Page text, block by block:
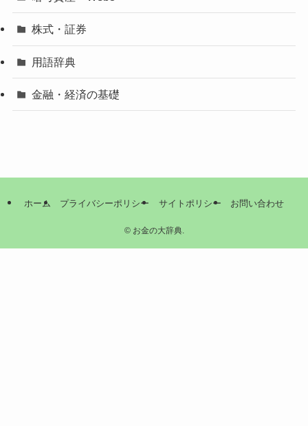
株式・証券
用語辞典
金融・経済の基礎
ホーム プライバシーポリシー サイトポリシー お問い合わせ
©お金の大辞典.